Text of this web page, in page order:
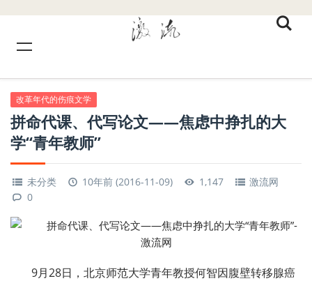
改革年代的伤痕文学
拼命代课、代写论文——焦虑中挣扎的大
学“青年教师”
未分类 10年前 (2016-11-09) 1,147
激流网
0
9月28日，北京师范大学青年教授何智因腹壁转移腺癌